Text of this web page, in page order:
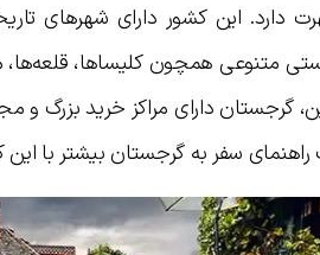
این کشور دارای شهرهای
متنوعی همچون کلیساها،
دارای مراکز خرید بزرگ و
سفر به گرجستان بیشتر با